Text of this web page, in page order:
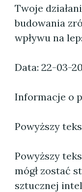
Twoje
budowania
wpływu na
Data: 22-03-
Informacje o
Powyższy
Powyższy
mógł zostać
sztucznej